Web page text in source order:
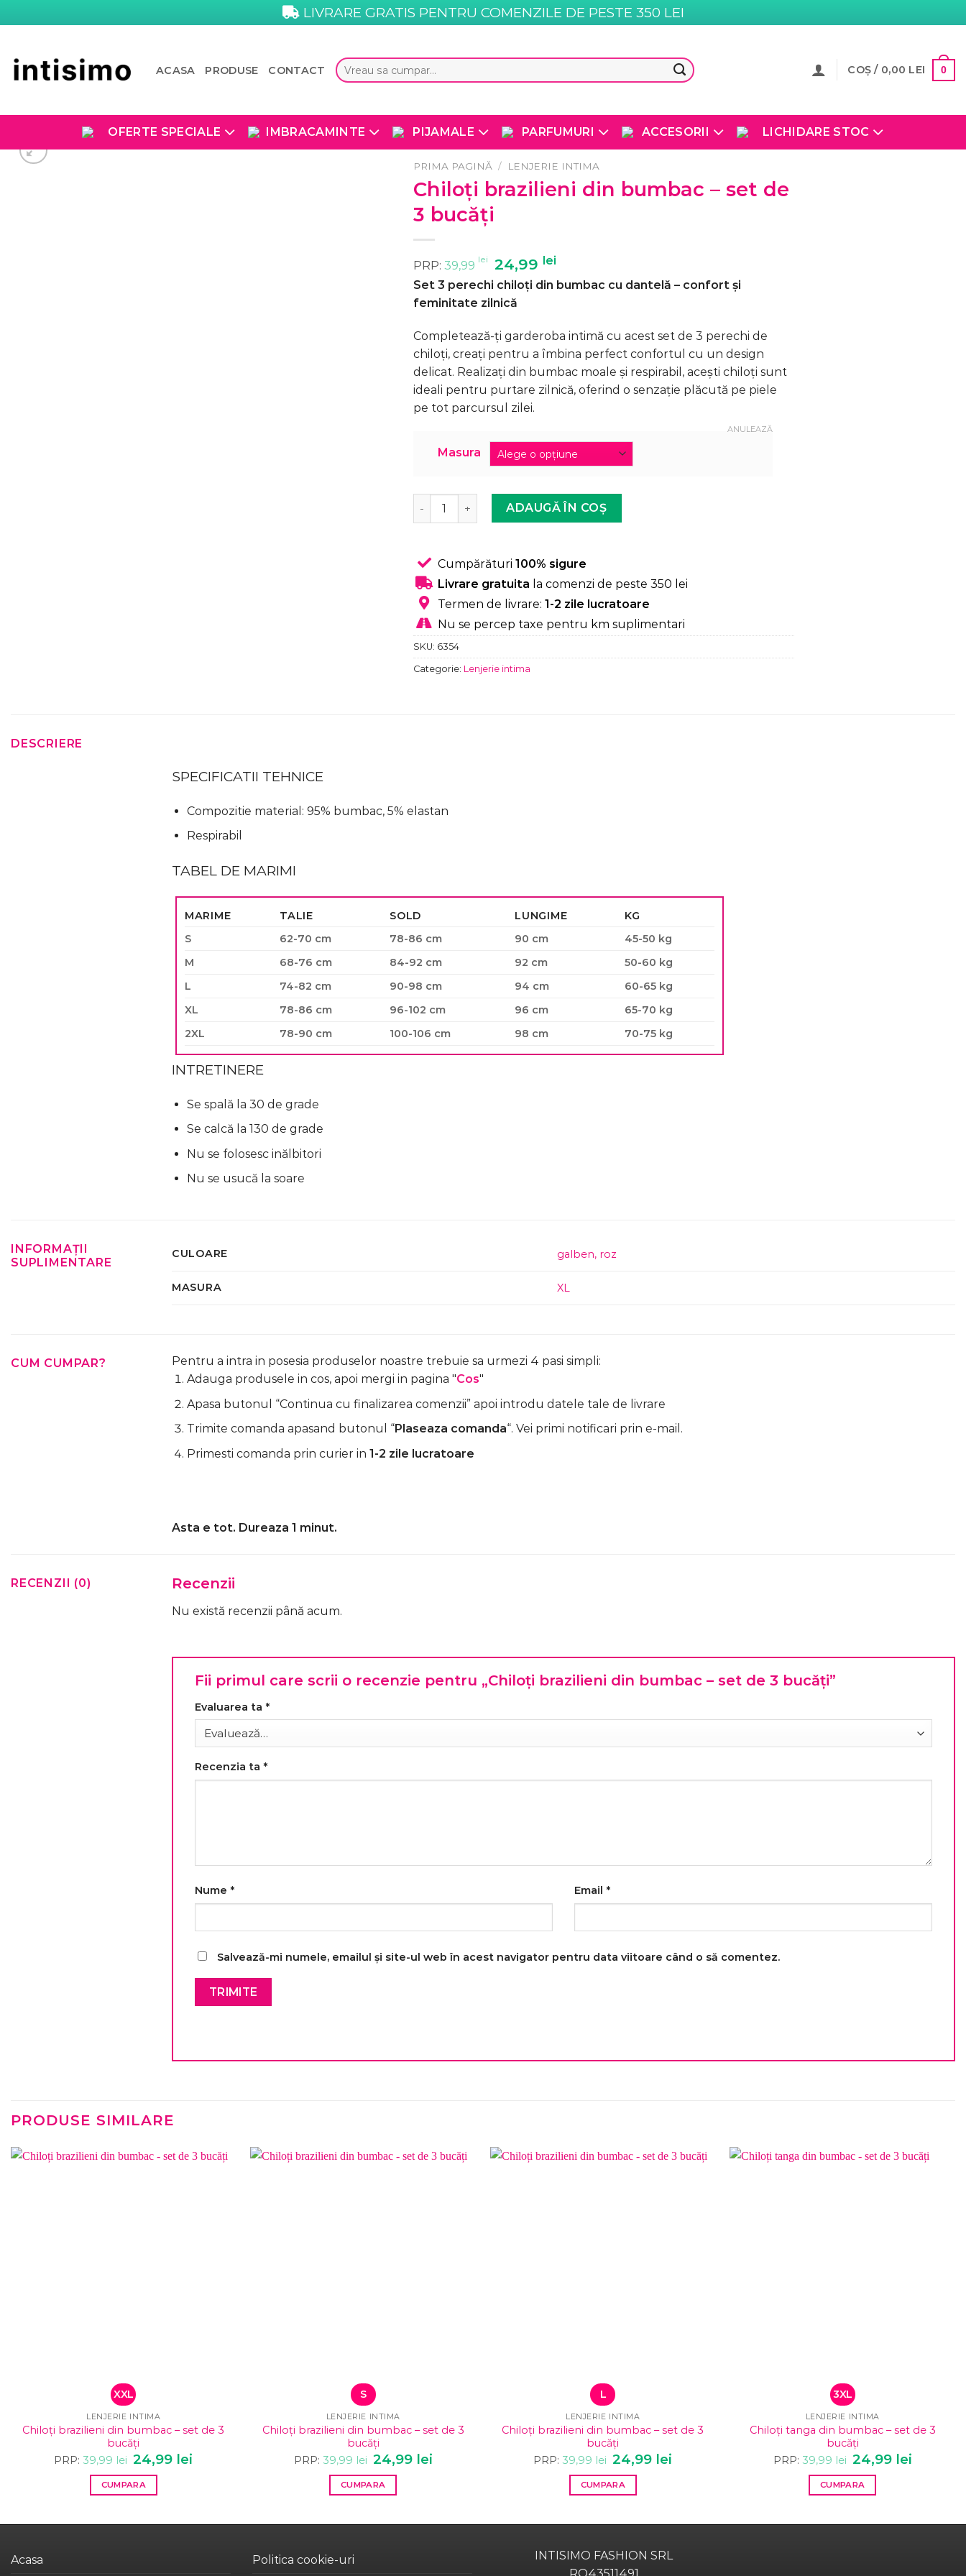
to
LIVRARE GRATIS PENTRU COMENZILE DE PESTE 350 LEI
ACASA PRODUSE CONTACT
Caută
după:
COȘ / 0,00 LEI 0
OFERTE SPECIALE IMBRACAMINTE PIJAMALE PARFUMURI ACCESORII LICHIDARE STOC
PRIMA PAGINĂ / LENJERIE INTIMA
Chiloți brazilieni din bumbac – set de
3 bucăți
PRP: 39,99 lei
Prețul
inițial
39,99 lei.
24,99 leiPrețul
curent
Set 3 perechi chiloți din bumbac cu dantelă – confort și
feminitate zilnică
Completează-ți garderoba intimă cu acest set de 3 perechi de
chiloți, creați pentru a îmbina perfect confortul cu un design
delicat. Realizați din bumbac moale și respirabil, acești chiloți sunt
ideali pentru purtare zilnică, oferind o senzație plăcută pe piele
pe tot parcursul zilei.
Masura
ANULEAZĂ
Cantitate Chiloți brazilieni din bumbac - set de 3 bucăți
ADAUGĂ ÎN COȘ
Cumpărături 100% sigure
Livrare gratuita la comenzi de peste 350 lei
Termen de livrare: 1-2 zile lucratoare
Nu se percep taxe pentru km suplimentari
SKU: 6354
Categorie: Lenjerie intima
DESCRIERE
SPECIFICATII TEHNICE
Compozitie material: 95% bumbac, 5% elastan
Respirabil
TABEL DE MARIMI
MARIME TALIE SOLD LUNGIME
KG
S
62-70 cm 78-86 cm 90 cm
45-50 kg
M
68-76 cm 84-92 cm 92 cm
50-60 kg
L
74-82 cm 90-98 cm 94 cm
60-65 kg
XL
78-86 cm 96-102 cm 96 cm
65-70 kg
2XL
78-90 cm 100-106 cm 98 cm 70-75 kg
INTRETINERE
Se spală la 30 de grade
Se calcă la 130 de grade
Nu se folosesc inălbitori
Nu se usucă la soare
INFORMAȚII
SUPLIMENTARE
CULOARE galben, roz
MASURA XL
CUM CUMPAR?
Pentru a intra in posesia produselor noastre trebuie sa urmezi 4 pasi simpli:
Adauga produsele in cos, apoi mergi in pagina "Cos"
Apasa butonul “Continua cu finalizarea comenzii” apoi introdu datele tale de livrare
Trimite comanda apasand butonul “Plaseaza comanda“. Vei primi notificari prin e-mail.
Primesti comanda prin curier in 1-2 zile lucratoare
Asta e tot. Dureaza 1 minut.
RECENZII (0) Recenzii
Nu există recenzii până acum.
Fii primul care scrii o recenzie pentru „Chiloți brazilieni din bumbac – set de 3 bucăți”
Evaluarea ta *
Recenzia ta *
Nume * Email *
Salvează-mi numele, emailul și site-ul web în acest navigator pentru data viitoare când o să comentez.
PRODUSE SIMILARE
XXL
LENJERIE INTIMA
Chiloți brazilieni din bumbac – set de 3
bucăți
PRP: 39,99 lei Prețul
inițial
a
fost:
39,99 lei.
24,99 lei
CUMPARA
S
LENJERIE INTIMA
Chiloți brazilieni din bumbac – set de 3
bucăți
PRP: 39,99 lei Prețul
inițial
a
fost:
39,99 lei.
24,99 leiPrețul
curent
CUMPARA
L
LENJERIE INTIMA
Chiloți brazilieni din bumbac – set de 3
bucăți
PRP: 39,99 lei Prețul
inițial
a
fost:
39,99 lei.
24,99 lei
CUMPARA
mai
multe
3XL
LENJERIE INTIMA
Chiloți tanga din bumbac – set de 3
bucăți
PRP: 39,99 lei Prețul
inițial
a
fost:
39,99 lei.
24,99 leiPrețul
curent
CUMPARA
Acasa Politica cookie-uri
INTISIMO FASHION SRL